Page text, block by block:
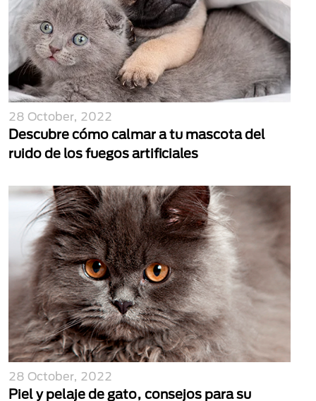
28 October, 2022
Descubre cómo calmar a tu mascota del
ruido de los fuegos artificiales
28 October, 2022
Piel y pelaje de gato, consejos para su